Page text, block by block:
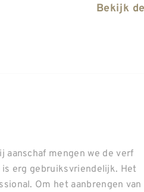
Bekijk
mengen we de verf
erg gebruiksvriendelijk. Het
Om het aanbrengen van